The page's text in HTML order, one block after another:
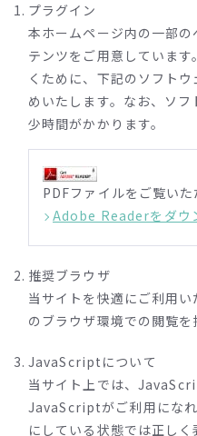
当社またはその関係会社
謗・中傷するサイトから
公序良俗に反するサイ
サイトからのリンク
フレームリンク等、当社
当社と何らかの提携また
生じさせ、または当社が
は支持しているとの誤認
当社は、上記3.のリンクに
場合といえども、削除を
のウェブサイトの内容を保
またリンク先のウェブサイ
な関係にあること、ある
プラグイン
本ホームページ内の一部
テンツをご用意していま
くために、下記のソフト
めいたします。なお、ソ
少時間がかかります。
PDFファイルをご覧いた
Adobe Readerをダウ
推奨ブラウザ
当サイトを快適にご利用
のブラウザ環境での閲覧を
JavaScriptについて
当サイト上では、
JavaScriptがご利用にな
にしている状態では正しく